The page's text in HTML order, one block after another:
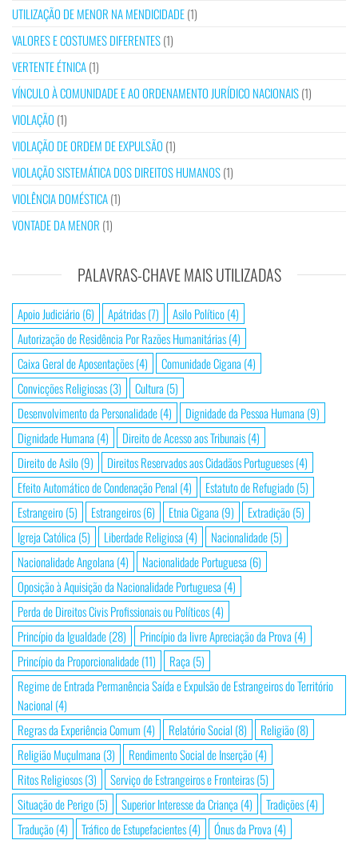
UTILIZAÇÃO DE MENOR NA MENDICIDADE(1)
VALORES E COSTUMES DIFERENTES(1)
VERTENTE ÉTNICA(1)
VÍNCULO À COMUNIDADE E AO ORDENAMENTO JURÍDICO NACIONAIS(1)
VIOLAÇÃO (1)
VIOLAÇÃO DE ORDEM DE EXPULSÃO (1)
VIOLAÇÃO SISTEMÁTICA DOS DIREITOS HUMANOS(1)
VIOLÊNCIA DOMÉSTICA(1)
VONTADE DA MENOR (1)
PALAVRAS-CHAVE MAIS UTILIZADAS
Apoio Judiciário(6) Apátridas(7) Asilo Político(4)
Autorização de Residência Por Razões Humanitárias(4)
Caixa Geral de Aposentações(4) Comunidade Cigana (4)
Convicções Religiosas(3) Cultura (5)
Desenvolvimento da Personalidade(4) Dignidade da Pessoa Humana (9)
Dignidade Humana (4) Direito de Acesso aos Tribunais(4)
Direito de Asilo(9) Direitos Reservados aos Cidadãos Portugueses(4)
Efeito Automático de Condenação Penal (4) Estatuto de Refugiado(5)
Estrangeiro(5) Estrangeiros(6) Etnia Cigana (9) Extradição(5)
Igreja Católica (5) Liberdade Religiosa (4) Nacionalidade(5)
Nacionalidade Angolana (4) Nacionalidade Portuguesa (6)
Oposição à Aquisição da Nacionalidade Portuguesa (4)
Perda de Direitos Civis Profissionais ou Políticos(4)
Princípio da Igualdade(28) Princípio da livre Apreciação da Prova (4)
Princípio da Proporcionalidade(11) Raça (5)
Regime de Entrada Permanência Saída e Expulsão de Estrangeiros do Território
Nacional (4)
Regras da Experiência Comum (4) Relatório Social (8) Religião(8)
Religião Muçulmana (3) Rendimento Social de Inserção(4)
Ritos Religiosos(3) Serviço de Estrangeiros e Fronteiras(5)
Situação de Perigo(5) Superior Interesse da Criança (4) Tradições(4)
Tradução(4) Tráfico de Estupefacientes(4) Ónus da Prova (4)